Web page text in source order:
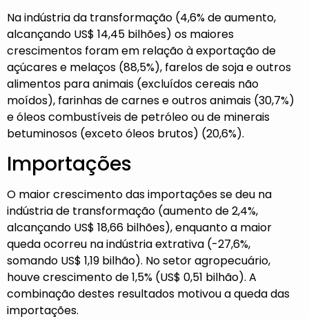
Na indústria da transformação (4,6% de aumento,
alcançando US$ 14,45 bilhões) os maiores
crescimentos foram em relação à exportação de
açúcares e melaços (88,5%), farelos de soja e outros
alimentos para animais (excluídos cereais não
moídos), farinhas de carnes e outros animais (30,7%)
e óleos combustíveis de petróleo ou de minerais
betuminosos (exceto óleos brutos) (20,6%).
Importações
O maior crescimento das importações se deu na
indústria de transformação (aumento de 2,4%,
alcançando US$ 18,66 bilhões), enquanto a maior
queda ocorreu na indústria extrativa (-27,6%,
somando US$ 1,19 bilhão). No setor agropecuário,
houve crescimento de 1,5% (US$ 0,51 bilhão). A
combinação destes resultados motivou a queda das
importações.